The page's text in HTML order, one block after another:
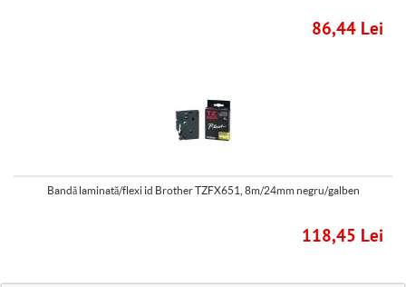
86,44 Lei
Bandă laminată/flexi id Brother TZFX651, 8m/24mm negru/galben
118,45 Lei